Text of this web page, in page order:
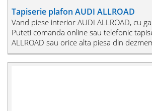
Tapiserie plafon AUDI ALLROAD
Vand piese interior AUDI ALLROAD, cu
Puteti comanda online sau telefonic
ALLROAD sau orice alta piesa din